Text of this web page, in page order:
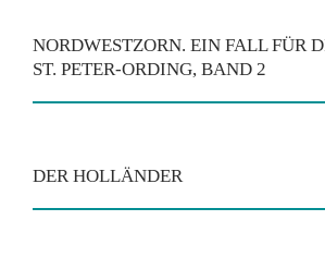
NORDWESTZORN. EIN FALL FÜR
ST. PETER-ORDING, BAND 2
DER HOLLÄNDER